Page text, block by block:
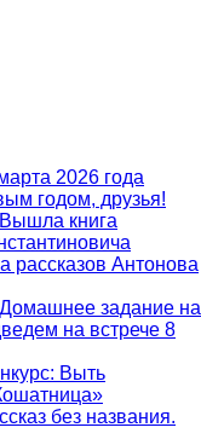
2026 года
годом, друзья!
Вышла книга
рассказов Антонова
Домашнее задание на
на встрече 8
Выть
без названия.